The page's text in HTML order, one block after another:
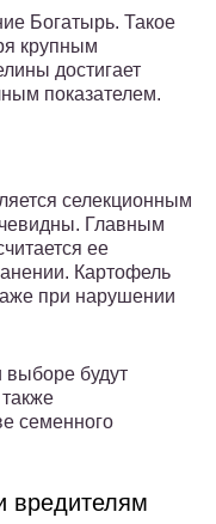
Богатырь. Такое
крупным
достигает
показателем.
селекционным
Главным
ее
Картофель
при нарушении
будут
семенного
вредителям